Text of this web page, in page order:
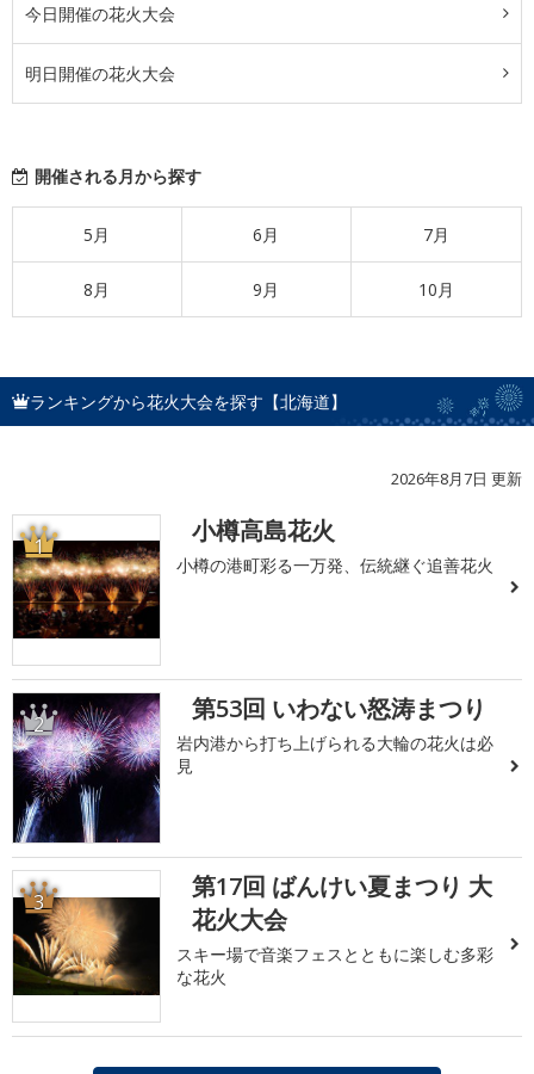
今日開催の花火大会
明日開催の花火大会
開催される月から探す
5月 6月 7月
8月 9月 10月
ランキングから花火大会を探す【北海道】
2026年8月7日 更新
1 小樽高島花火
小樽の港町彩る一万発、伝統継ぐ追善花火
2 第53回 いわない怒涛まつり
岩内港から打ち上げられる大輪の花火は必
見
3
第17回 ばんけい夏まつり 大
花火大会
スキー場で音楽フェスとともに楽しむ多彩
な花火